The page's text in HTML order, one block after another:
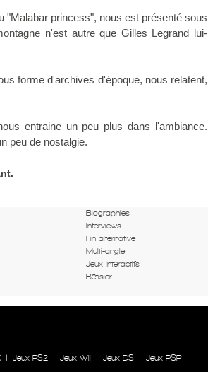
"Malabar princess", nous est présenté sous
n'est autre que Gilles Legrand lui-
forme d'archives d'époque, nous relatent,
entraine un peu plus dans l'ambiance.
peu de nostalgie.
Biographies
Interviews
Fin alternative
Multi-angle
Jeux intéractifs
Bêtisier
| Jeux PS2 | Jeux WII | Jeux DS |
Jeux PSP